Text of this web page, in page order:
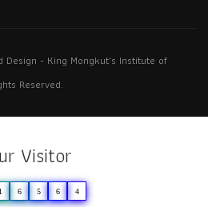
Design - King Mongkut's Institute of
Reserved.
Visitor
1 6 5 6 4